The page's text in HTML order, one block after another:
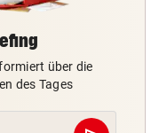
über die
des Tages